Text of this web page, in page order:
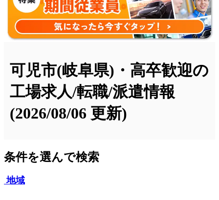
可児市(岐阜県)・高卒歓迎の
工場求人/転職/派遣情報
(2026/08/06 更新)
条件を選んで検索
地域